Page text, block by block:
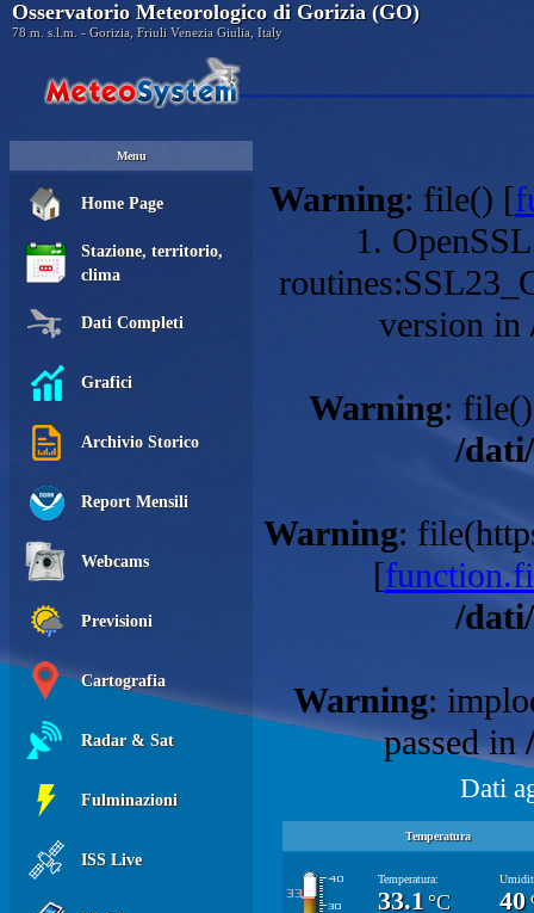
Osservatorio Meteorologico di Gorizia (GO)
78 m. s.l.m. - Gorizia, Friuli Venezia Giulia, Italy
Menu
Home Page
Stazione, territorio,
clima
Dati Completi
Grafici
Archivio Storico
Report Mensili
Webcams
Previsioni
Cartografia
Radar & Sat
Fulminazioni
ISS Live
Warning: file() [
1.
version in
Warning:
/
Warning:
[
/
Warning:
passed in
Dati
Temperatura
Temperatura:
33.1 °C 40